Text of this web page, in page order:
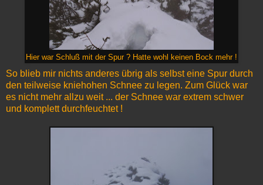
Hier war Schluß mit der Spur ? Hatte wohl keinen Bock mehr !
So blieb mir nichts anderes übrig als selbst eine Spur durch
den teilweise kniehohen Schnee zu legen. Zum Glück war
es nicht mehr allzu weit ... der Schnee war extrem schwer
und komplett durchfeuchtet !